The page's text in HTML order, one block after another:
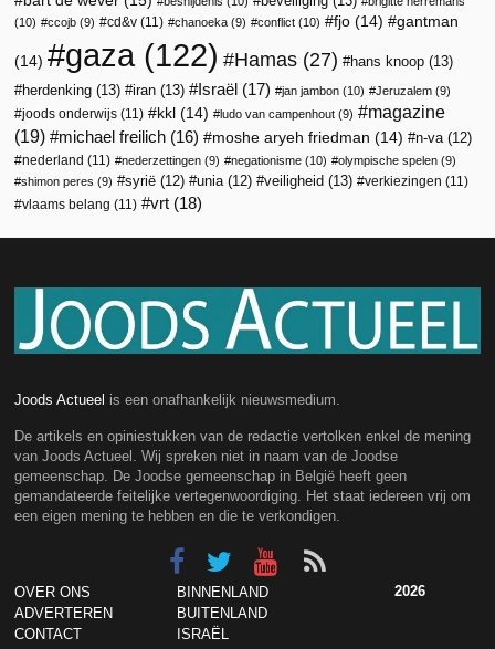
(10)
ccojb (9) cd&v (11) chanoeka (9) conflict (10) fjo (14) gantman
(14) gaza (122) Hamas (27) hans knoop (13)
herdenking (13) iran (13) Israël (17) jan jambon (10) Jeruzalem (9)
joods onderwijs (11) kkl (14) ludo van campenhout (9)
magazine
(19)
michael freilich (16) moshe aryeh friedman (14) n-va (12)
nederland (11) nederzettingen (9) negationisme (10) olympische spelen (9)
shimon peres (9) syrië (12) unia (12) veiligheid (13) verkiezingen (11)
vlaams belang (11) vrt (18)
Joods Actueel is een onafhankelijk nieuwsmedium.
De artikels en opiniestukken van de redactie vertolken enkel de mening
van Joods Actueel. Wij spreken niet in naam van de Joodse
gemeenschap. De Joodse gemeenschap in België heeft geen
gemandateerde feitelijke vertegenwoordiging. Het staat iedereen vrij om
een eigen mening te hebben en die te verkondigen.
OVER ONS
ADVERTEREN
CONTACT
BINNENLAND
BUITENLAND
ISRAËL
2026